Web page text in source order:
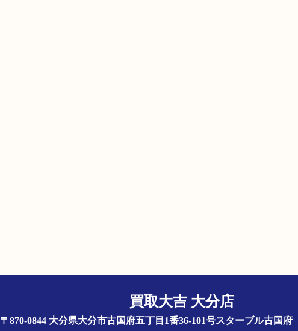
買取大吉 大分店
〒870-0844 大分県大分市古国府五丁目1番36-101号スターブル古国府